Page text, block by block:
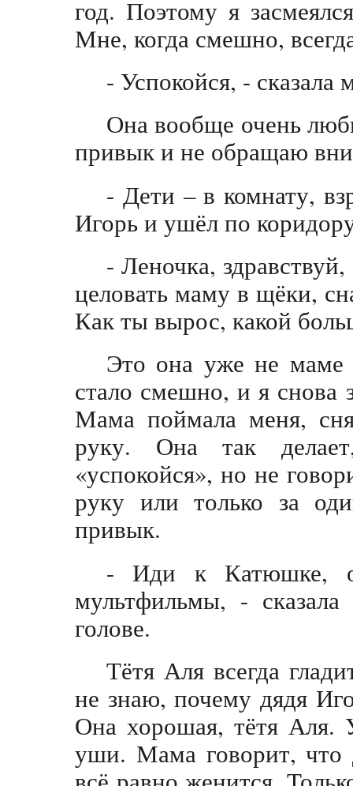
год. Поэтому я
Мне, когда смешно,
- Успокойся, -
Она вообще очень
привык и не обращаю
- Дети – в комнату,
Игорь и ушёл по
- Леночка,
целовать маму в щёки,
Как ты вырос, какой
Это она уже не маме
стало смешно, и я снова
Мама поймала меня,
руку. Она так
«успокойся», но не
руку или только за
привык.
- Иди к Катюшке,
мультфильмы, -
голове.
Тётя Аля всегда
не знаю, почему дядя
Она хорошая, тётя Аля.
уши. Мама говорит, что